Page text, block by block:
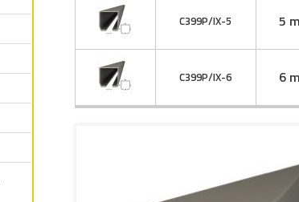
C399P/IX-5 5 m
C399P/IX-6 6 m